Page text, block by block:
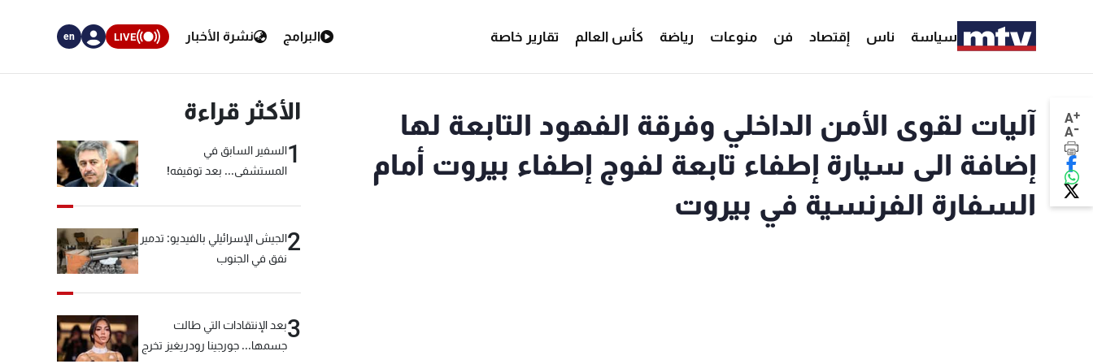
سياسة ناس إقتصاد فن منوعات رياضة كأس العالم تقارير خاصة البرامج نشرة الأخبار LIVE
en
A+
A-
آليات لقوى الأمن الداخلي وفرقة الفهود التابعة لها
إضافة الى سيارة إطفاء تابعة لفوج إطفاء بيروت أمام
السفارة الفرنسية في بيروت
الأكثر قراءة
1السفير السابق في
المستشفى... بعد توقيفه!
2الجيش الإسرائيلي بالفيديو: تدمير
نفق في الجنوب
3بعد الإنتقادات التي طالت
جسمها... جورجينا رودريغيز تخرج